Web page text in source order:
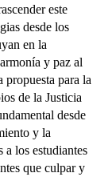
este
desde los
en la
y paz al
para la
de la Justicia
desde
y la
a los estudiantes
que culpar y